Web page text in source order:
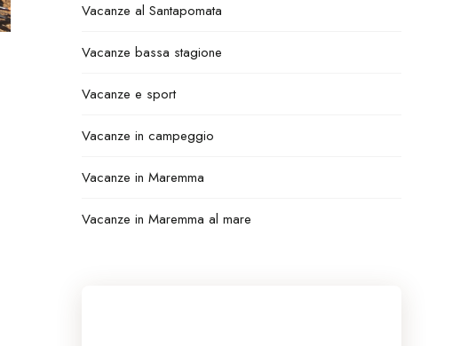
Vacanze al Santapomata
Vacanze bassa stagione
Vacanze e sport
Vacanze in campeggio
Vacanze in Maremma
Vacanze in Maremma al mare